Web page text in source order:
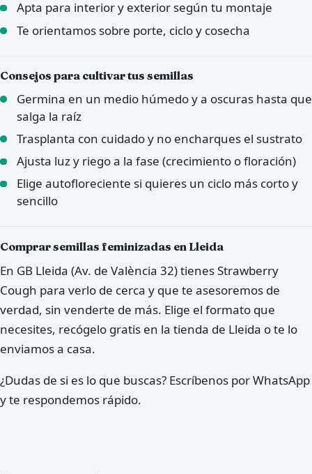
Apta para interior y exterior según tu montaje
Te orientamos sobre porte, ciclo y cosecha
Consejos para cultivar tus semillas
Germina en un medio húmedo y a oscuras hasta que
salga la raíz
Trasplanta con cuidado y no encharques el sustrato
Ajusta luz y riego a la fase (crecimiento o floración)
Elige autofloreciente si quieres un ciclo más corto y
sencillo
Comprar semillas feminizadas en Lleida
En GB Lleida (Av. de València 32) tienes Strawberry
Cough para verlo de cerca y que te asesoremos de
verdad, sin venderte de más. Elige el formato que
necesites, recógelo gratis en la tienda de Lleida o te lo
enviamos a casa.
¿Dudas de si es lo que buscas? Escríbenos por WhatsApp
y te respondemos rápido.